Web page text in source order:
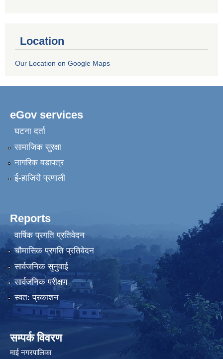
Location
Our Location on Google Maps
eGov services
घटना दर्ता
सामाजिक सुरक्षा
नागरिक वडापत्र
ई-हाजिरी प्रणाली
Reports
वार्षिक प्रगति प्रतिवेदन
चौमासिक प्रगति प्रतिवेदन
सार्वजनिक सुनुवाई
सार्वजनिक परीक्षण
स्वत: प्रकाशन
सम्पर्क विवरण
माई नगरपालिका